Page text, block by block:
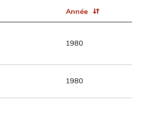
Année
1980
1980